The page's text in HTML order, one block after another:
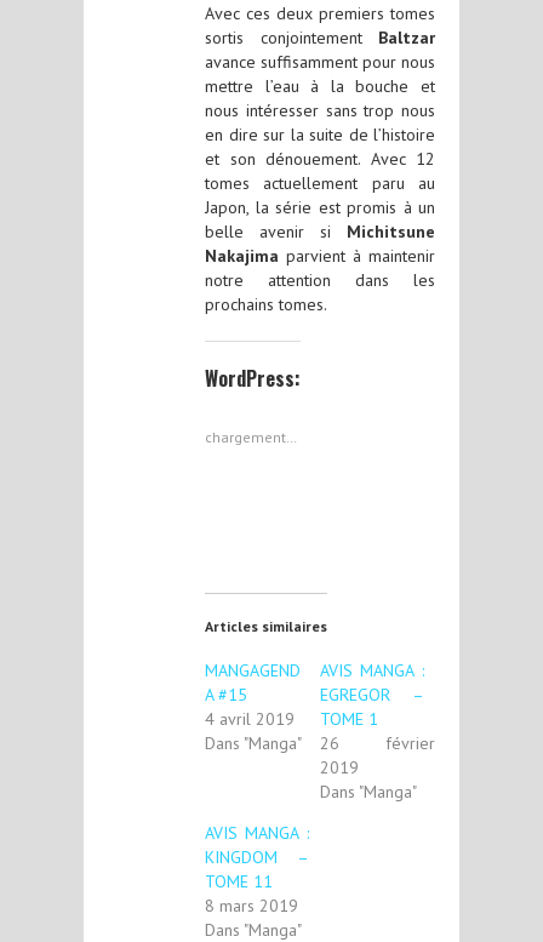
Avec ces deux premiers tomes
sortis conjointement Baltzar
avance suffisamment pour nous
mettre l’eau à la bouche et
nous intéresser sans trop nous
en dire sur la suite de l’histoire
et son dénouement. Avec 12
tomes actuellement paru au
Japon, la série est promis à un
belle avenir si Michitsune
Nakajima parvient à maintenir
notre attention dans les
prochains tomes.
WordPress:
chargement…
Articles similaires
MANGAGEND
A #15
4 avril 2019
Dans "Manga"
AVIS MANGA :
EGREGOR –
TOME 1
26 février
2019
Dans "Manga"
AVIS MANGA :
KINGDOM –
TOME 11
8 mars 2019
Dans "Manga"